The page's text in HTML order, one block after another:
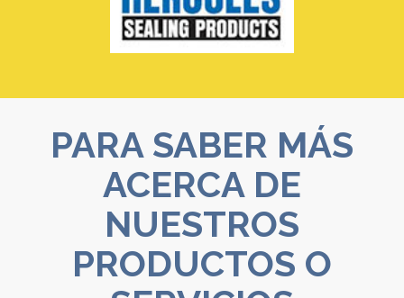
PARA SABER MÁS
ACERCA DE
NUESTROS
PRODUCTOS O